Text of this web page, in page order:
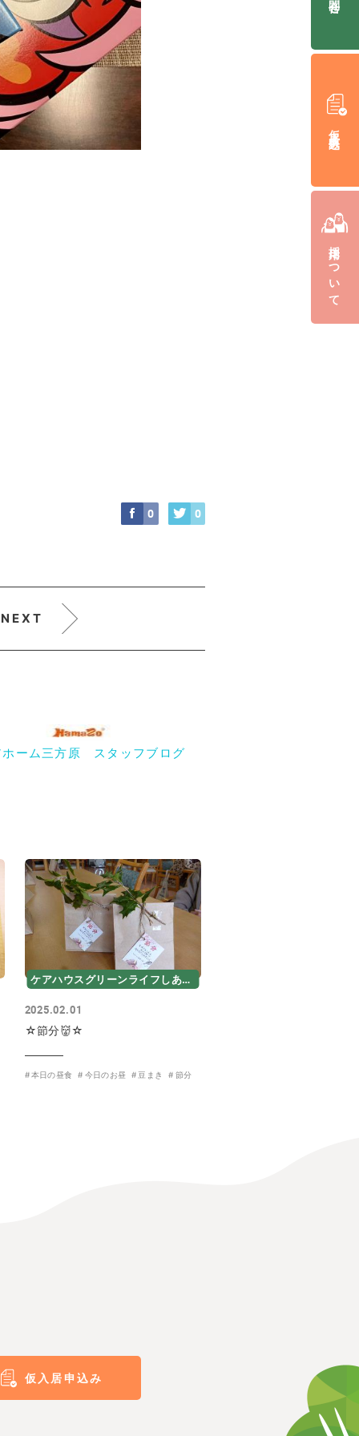
0 0
NEXT
ホーム三方原 スタッフブログ
ケアハウスグリーンライフしあわせ
2025.02.01
☆節分👹☆
本日の昼食 今日のお昼 豆まき 節分
仮入居申込み
採用について
仮入居申込み